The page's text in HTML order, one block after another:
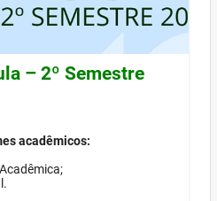
– 2º Semestre
acadêmicos: